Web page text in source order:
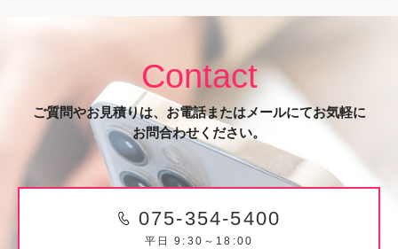
Contact
ご質問やお見積りは、お電話またはメールにてお気軽に
お問合わせください。
075-354-5400
平日 9:30～18:00